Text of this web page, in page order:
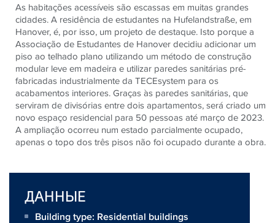
As habitações acessíveis são escassas em muitas grandes
cidades. A residência de estudantes na Hufelandstraße, em
Hanover, é, por isso, um projeto de destaque. Isto porque a
Associação de Estudantes de Hanover decidiu adicionar um
piso ao telhado plano utilizando um método de construção
modular leve em madeira e utilizar paredes sanitárias pré-
fabricadas industrialmente da TECEsystem para os
acabamentos interiores. Graças às paredes sanitárias, que
serviram de divisórias entre dois apartamentos, será criado um
novo espaço residencial para 50 pessoas até março de 2023.
A ampliação ocorreu num estado parcialmente ocupado,
apenas o topo dos três pisos não foi ocupado durante a obra.
ДАННЫЕ
Building type: Residential buildings